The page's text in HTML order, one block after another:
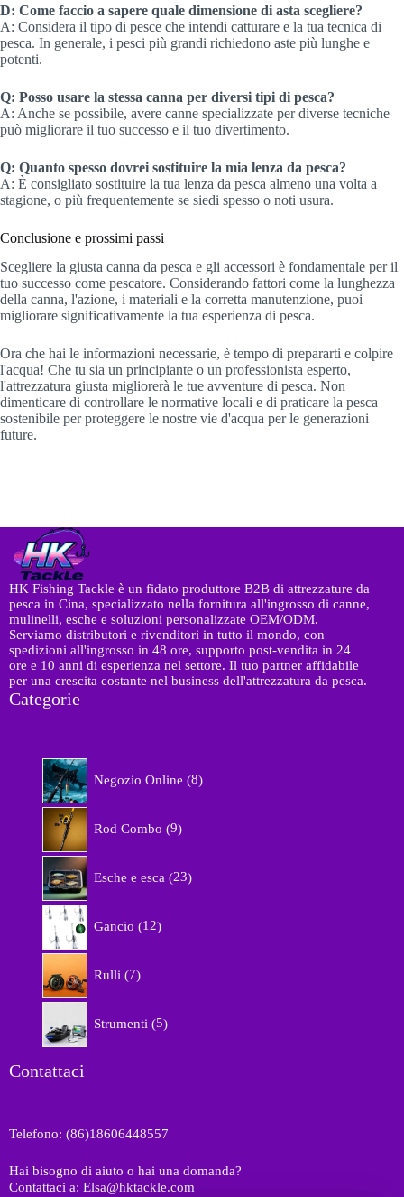
D: Come faccio a sapere quale dimensione di asta scegliere?
A: Considera il tipo di pesce che intendi catturare e la tua tecnica di
pesca. In generale, i pesci più grandi richiedono aste più lunghe e
potenti.
Q: Posso usare la stessa canna per diversi tipi di pesca?
A: Anche se possibile, avere canne specializzate per diverse tecniche
può migliorare il tuo successo e il tuo divertimento.
Q: Quanto spesso dovrei sostituire la mia lenza da pesca?
A: È consigliato sostituire la tua lenza da pesca almeno una volta a
stagione, o più frequentemente se siedi spesso o noti usura.
Conclusione e prossimi passi
Scegliere la giusta canna da pesca e gli accessori è fondamentale per il
tuo successo come pescatore. Considerando fattori come la lunghezza
della canna, l'azione, i materiali e la corretta manutenzione, puoi
migliorare significativamente la tua esperienza di pesca.
Ora che hai le informazioni necessarie, è tempo di prepararti e colpire
l'acqua! Che tu sia un principiante o un professionista esperto,
l'attrezzatura giusta migliorerà le tue avventure di pesca. Non
dimenticare di controllare le normative locali e di praticare la pesca
sostenibile per proteggere le nostre vie d'acqua per le generazioni
future.
HK Fishing Tackle è un fidato produttore B2B di attrezzature da
pesca in Cina, specializzato nella fornitura all'ingrosso di canne,
mulinelli, esche e soluzioni personalizzate OEM/ODM.
Serviamo distributori e rivenditori in tutto il mondo, con
spedizioni all'ingrosso in 48 ore, supporto post-vendita in 24
ore e 10 anni di esperienza nel settore. Il tuo partner affidabile
per una crescita costante nel business dell'attrezzatura da pesca.
Categorie
Negozio Online 8p
Rod Combo 9p
o
Esche e esca 233
Gancio 122
o
Rulli 7p
o
Strumenti 5p
t
Contattaci
Telefono: (86)18606448557
Hai bisogno di aiuto o hai una domanda?
Contattaci a: Elsa@hktackle.com